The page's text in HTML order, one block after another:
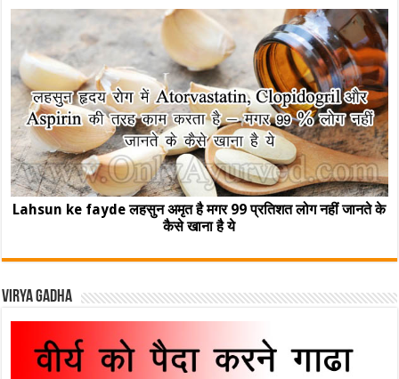
Lahsun ke fayde लहसुन अमृत है मगर 99 प्रतिशत लोग नहीं जानते के
कैसे खाना है ये
Virya Gadha